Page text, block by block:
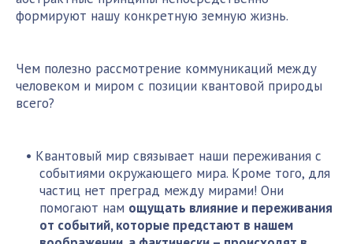
формируют нашу конкретную земную жизнь.
Чем полезно рассмотрение коммуникаций между
человеком и миром с позиции квантовой природы
всего?
Квантовый мир связывает наши переживания с
событиями окружающего мира. Кроме того, для
частиц нет преград между мирами! Они
помогают нам ощущать влияние и переживания
от событий, которые предстают в нашем